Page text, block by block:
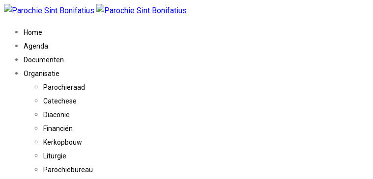
Home
Agenda
Documenten
Organisatie
Parochieraad
Catechese
Diaconie
Financiën
Kerkopbouw
Liturgie
Parochiebureau